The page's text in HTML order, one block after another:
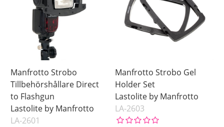
Manfrotto Strobo
Tillbehörshållare Direct
to Flashgun
Lastolite by Manfrotto
LA-2601
Manfrotto Strobo Gel
Holder Set
Lastolite by Manfrotto
LA-2603